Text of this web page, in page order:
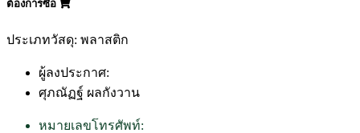
ต้องการซื้อ
ประเภทวัสดุ: พลาสติก
ผู้ลงประกาศ:
ศุภณัฏฐ์ ผลกังวาน
หมายเลขโทรศัพท์: